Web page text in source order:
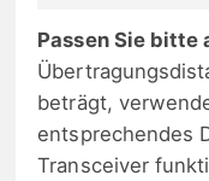
Passen Sie bitte
beträgt,
entsprechendes
Transceiver